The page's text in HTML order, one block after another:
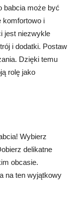
babcia może być
komfortowo i
jest niezwykle
i dodatki. Postaw
Dzięki temu
rolę jako
Wybierz
delikatne
obcasie.
na ten wyjątkowy